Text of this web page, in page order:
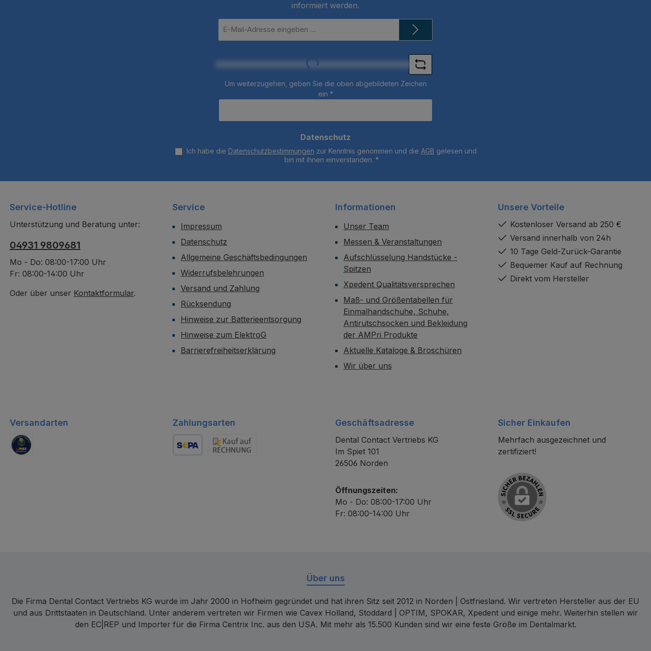
informiert werden.
Mail-
Loading...
Um weiterzugehen, geben Sie die oben abgebildeten Zeichen
ein *
Datenschutz
Ich habe die Datenschutzbestimmungen zur Kenntnis genommen und die AGB gelesen und
bin mit ihnen einverstanden. *
Service-Hotline
Unterstützung und Beratung unter:
04931 9809681
Mo - Do: 08:00-17:00 Uhr
Fr: 08:00-14:00 Uhr
Oder über unser Kontaktformular.
Service
Impressum
Datenschutz
Allgemeine Geschäftsbedingungen
Widerrufsbelehrungen
Versand und Zahlung
Rücksendung
Hinweise zur Batterieentsorgung
Hinweise zum ElektroG
Barrierefreiheitserklärung
Informationen
Unser Team
Messen & Veranstaltungen
Aufschlüsselung Handstücke -
Spitzen
Xpedent Qualitätsversprechen
Maß- und Größentabellen für
Einmalhandschuhe, Schuhe,
Antirutschsocken und Bekleidung
der AMPri Produkte
Aktuelle Kataloge & Broschüren
Wir über uns
Unsere Vorteile
Kostenloser Versand ab 250 €
Versand innerhalb von 24h
10 Tage Geld-Zurück-Garantie
Bequemer Kauf auf Rechnung
Direkt vom Hersteller
Versandarten Zahlungsarten Geschäftsadresse
Dental Contact Vertriebs KG
Im Spiet 101
26506 Norden
Öffnungszeiten:
Mo - Do: 08:00-17:00 Uhr
Fr: 08:00-14:00 Uhr
Sicher Einkaufen
Mehrfach ausgezeichnet und
zertifiziert!
Über uns
Die Firma Dental Contact Vertriebs KG wurde im Jahr 2000 in Hofheim gegründet und hat ihren Sitz seit 2012 in Norden | Ostfriesland. Wir vertreten Hersteller aus der EU
und aus Drittstaaten in Deutschland. Unter anderem vertreten wir Firmen wie Cavex Holland, Stoddard | OPTIM, SPOKAR, Xpedent und einige mehr. Weiterhin stellen wir
den EC|REP und Importer für die Firma Centrix Inc. aus den USA. Mit mehr als 15.500 Kunden sind wir eine feste Größe im Dentalmarkt.